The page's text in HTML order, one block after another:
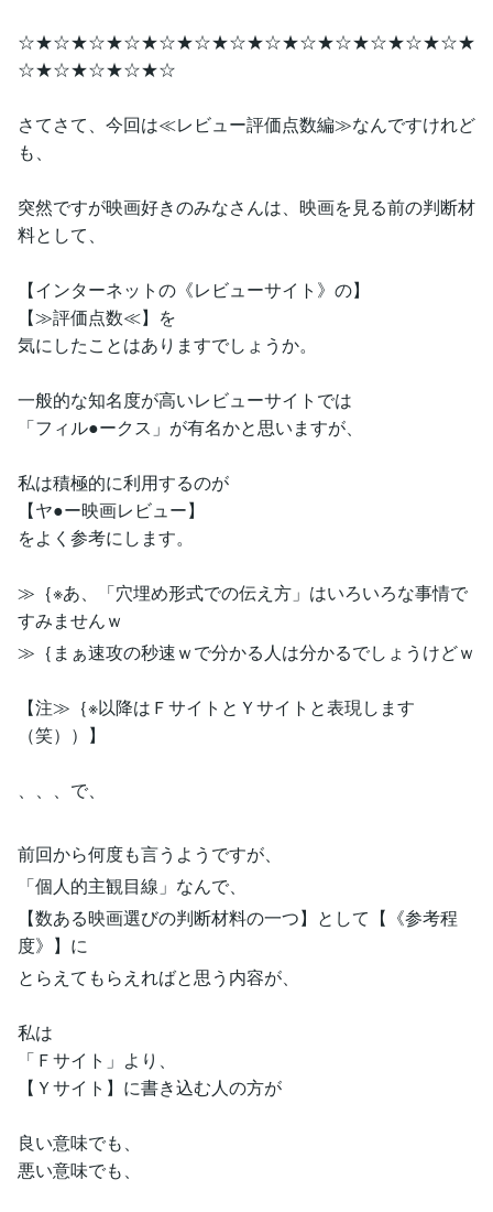
☆★☆★☆★☆★☆★☆★☆★☆★☆★☆★☆★☆★☆★
☆★☆★☆★☆★☆
さてさて、今回は≪レビュー評価点数編≫なんですけれど
も、
突然ですが映画好きのみなさんは、映画を見る前の判断材
料として、
【インターネットの《レビューサイト》の】
【≫評価点数≪】を
気にしたことはありますでしょうか。
一般的な知名度が高いレビューサイトでは
「フィル●ークス」が有名かと思いますが、
私は積極的に利用するのが
【ヤ●ー映画レビュー】
をよく参考にします。
≫｛※あ、「穴埋め形式での伝え方」はいろいろな事情で
すみませんｗ
≫｛まぁ速攻の秒速ｗで分かる人は分かるでしょうけどｗ
【注≫｛※以降はＦサイトとＹサイトと表現します
（笑））】
、、、で、
前回から何度も言うようですが、
「個人的主観目線」なんで、
【数ある映画選びの判断材料の一つ】として【《参考程
度》】に
とらえてもらえればと思う内容が、
私は
「Ｆサイト」より、
【Ｙサイト】に書き込む人の方が
良い意味でも、
悪い意味でも、